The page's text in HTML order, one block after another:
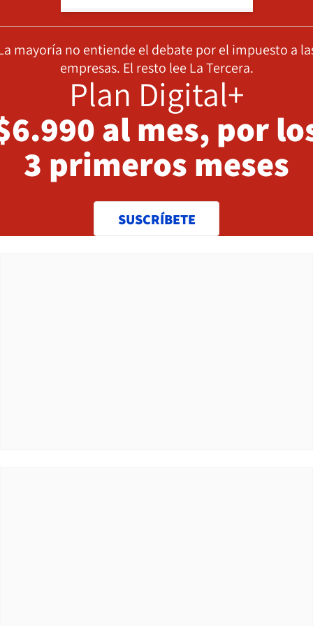
mayoría no entiende el debate por el impuesto a
empresas. El resto lee La Tercera.
Plan Digital+
al mes, por
3 primeros meses
SUSCRÍBETE